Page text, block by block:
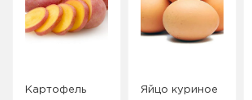
Картофель
Яйцо куриное